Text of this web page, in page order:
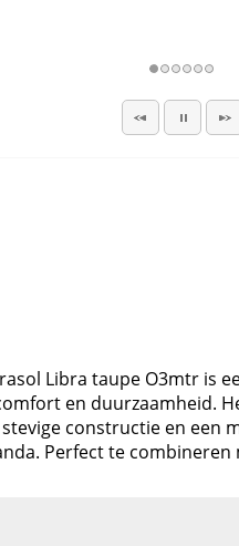
Libra taupe O3mtr is
en duurzaamheid.
constructie en een
Perfect te